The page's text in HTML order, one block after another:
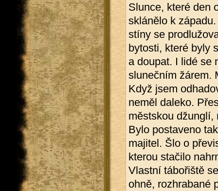
Slunce, které den
sklánělo k
stíny se
bytosti, které byly
a doupat. I lidé se
slunečním žárem.
Když jsem
neměl daleko.
městskou džunglí,
Bylo postaveno
majitel. Šlo o
kterou stačilo
Vlastní tábořiště
ohně, rozhrabané